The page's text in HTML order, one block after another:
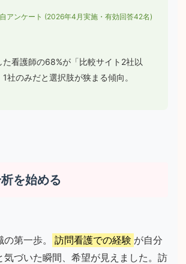
アンケート (2026年4月実施・有効回答42名)
た看護師の68%が「比較サイト2社以
1社のみだと選択肢が狭まる傾向。
を始める
第一歩。 訪問看護での経験 が自分
気づいた瞬間、希望が見えました。訪